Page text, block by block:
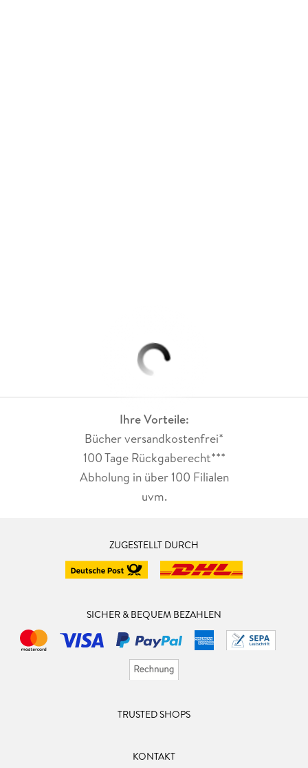
Ihre Vorteile:
Bücher versandkostenfrei*
100 Tage Rückgaberecht***
Abholung in über 100 Filialen
uvm.
ZUGESTELLT DURCH
SICHER & BEQUEM BEZAHLEN
TRUSTED SHOPS
KONTAKT